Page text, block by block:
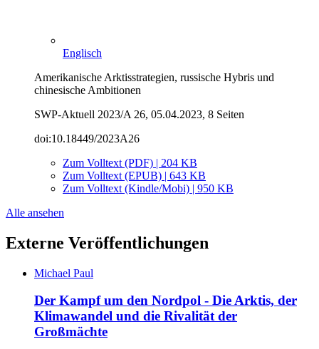
Englisch
Amerikanische Arktisstrategien, russische Hybris und
chinesische Ambitionen
SWP-Aktuell 2023/A 26, 05.04.2023, 8 Seiten
doi:10.18449/2023A26
Zum Volltext (PDF) | 204 KB
Zum Volltext (EPUB) | 643 KB
Zum Volltext (Kindle/Mobi) | 950 KB
Alle ansehen
Externe Veröffentlichungen
Michael Paul
Der Kampf um den Nordpol - Die Arktis, der
Klimawandel und die Rivalität der
Großmächte